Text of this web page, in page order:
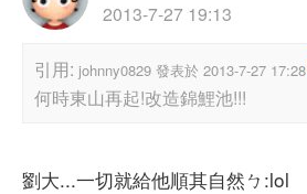
2013-7-27 19:13
引用: johnny0829 發表於 2013-7-27 17:28
何時東山再起!改造錦鯉池!!!
劉大...一切就給他順其自然ㄅ:lol